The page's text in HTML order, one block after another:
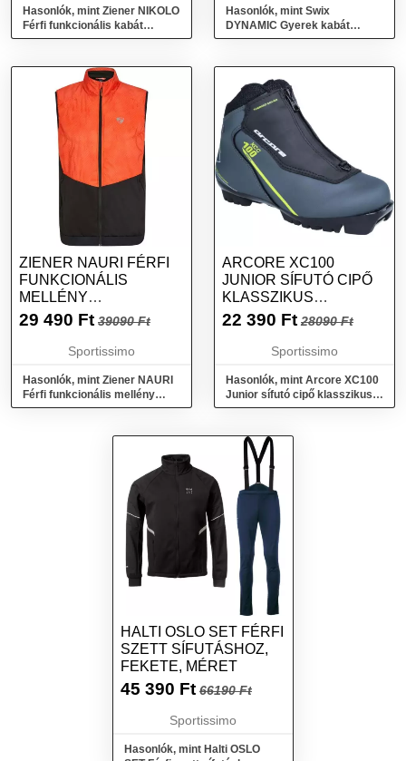
Hasonlók, mint Ziener NIKOLO
Férfi funkcionális kabát
sífutáshoz és sítúrázáshoz,
Hasonlók, mint Swix
DYNAMIC Gyerek kabát
sífutáshoz, kék, méret
ZIENER NAURI FÉRFI
FUNKCIONÁLIS
MELLÉNY
SÍFUTÁSHOZ ÉS
FEKETE, MÉRET
29 490 Ft 39090 Ft
Sportissimo
Hasonlók, mint Ziener NAURI
Férfi funkcionális mellény
sífutáshoz és sítúrázáshoz,
ARCORE XC100
JUNIOR SÍFUTÓ CIPŐ
KLASSZIKUS
SÍFUTÁSHOZ, SZÜRKE,
22 390 Ft 28090 Ft
Sportissimo
Hasonlók, mint Arcore XC100
Junior sífutó cipő klasszikus
sífutáshoz, szürke, méret
HALTI OSLO SET FÉRFI
SZETT SÍFUTÁSHOZ,
FEKETE, MÉRET
45 390 Ft 66190 Ft
Sportissimo
Hasonlók, mint Halti OSLO